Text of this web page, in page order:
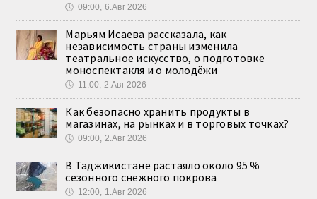
🕔 09:00, 6.Авг 2026
Марьям Исаева рассказала, как
независимость страны изменила
театральное искусство, о подготовке
моноспектакля и о молодёжи
🕔 11:00, 2.Авг 2026
Как безопасно хранить продукты в
магазинах, на рынках и в торговых точках?
🕔 09:00, 2.Авг 2026
В Таджикистане растаяло около 95 %
сезонного снежного покрова
🕔 12:00, 1.Авг 2026